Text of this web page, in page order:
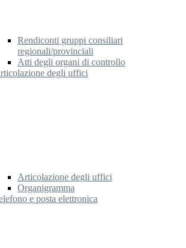
Rendiconti gruppi consiliari
regionali/provinciali
Atti degli organi di controllo
degli uffici
Articolazione degli uffici
Organigramma
e posta elettronica